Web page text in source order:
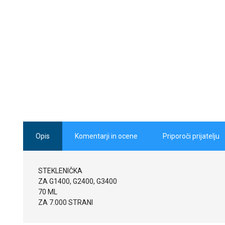
Opis
Komentarji in ocene Priporoči prijatelju
STEKLENIČKA
ZA G1400, G2400, G3400
70 ML
ZA 7.000 STRANI